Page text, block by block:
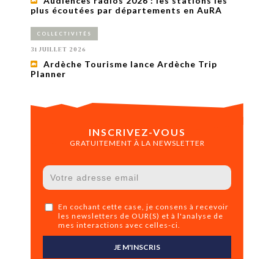
plus écoutées par départements en AuRA
COLLECTIVITÉS
31 JUILLET 2026
Ardèche Tourisme lance Ardèche Trip
Planner
INSCRIVEZ-VOUS
GRATUITEMENT À LA NEWSLETTER
En cochant cette case, je consens à recevoir
les newsletters de OUR(S) et à l'analyse de
mes interactions avec celles-ci.
JE M'INSCRIS